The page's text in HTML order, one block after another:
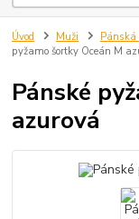
Úvod Muži
pyžamo šortky Oceán M
Pánské
azurová